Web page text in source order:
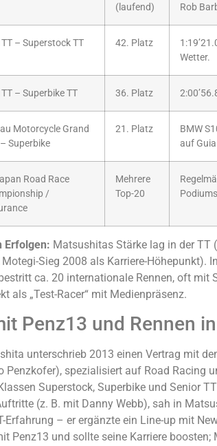
(laufend)
Rob
TT – Superstock TT 42. Platz
Wetter.
– Superbike TT 36. Platz
Motorcycle Grand
Superbike
21. Platz
BMW
auf
Road Race
/
Mehrere
Top-20
Erfolgen: Matsushitas Stärke lag in der TT
Motegi-Sieg 2008 als Karriere-Höhepunkt).
ca. 20 internationale Rennen, oft mit
als „Test-Racer“ mit Medienpräsenz.
Penz13 und Rennen
unterschrieb 2013 einen Vertrag mit
Penzkofer), spezialisiert auf Road Racing
Superstock, Superbike und Senior
(z. B. mit Danny Webb), sah in
Erfahrung – er ergänzte ein Line-up mit
Penz13 und sollte seine Karriere